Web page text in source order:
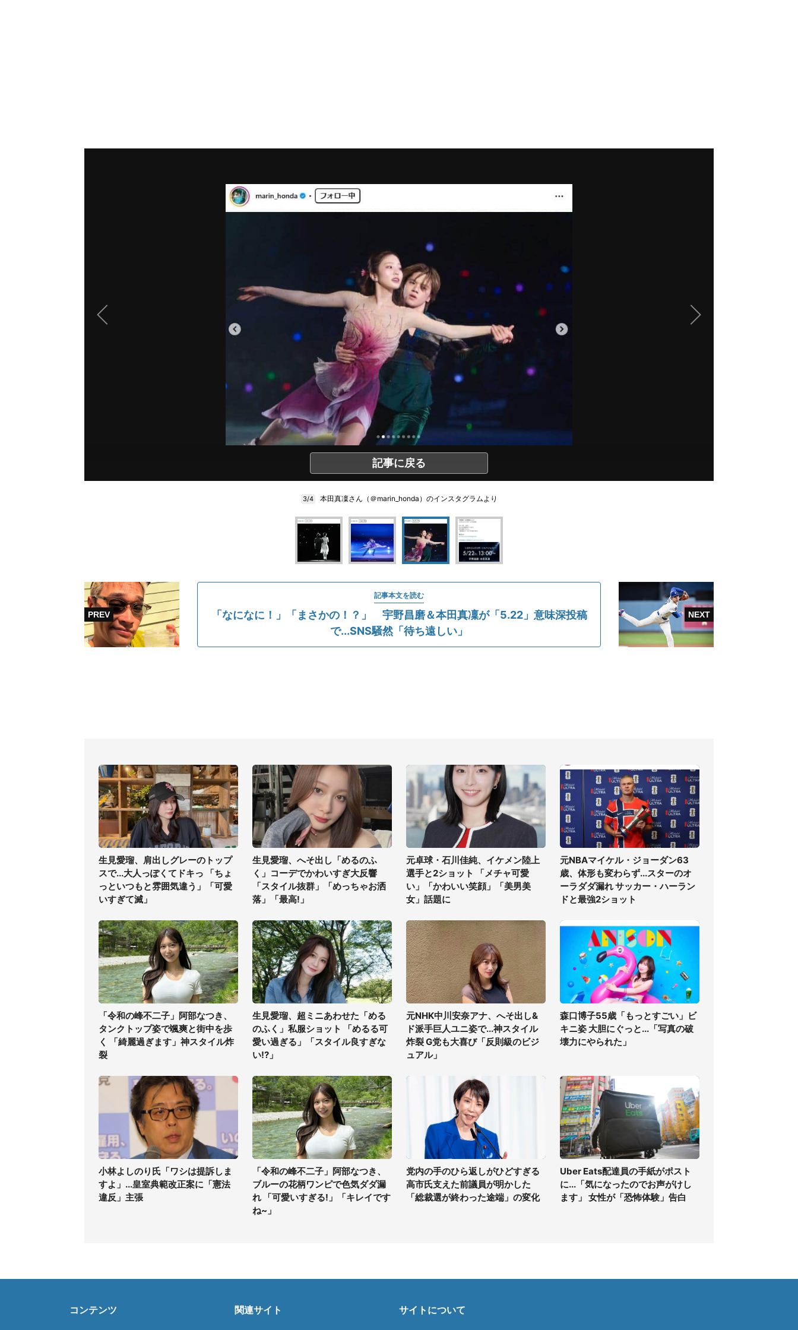
記事に戻る
3/4 本田真凜さん（＠marin_honda）のインスタグラムより
記事本文を読む
「なになに！」「まさかの！？」 宇野昌磨＆本田真凜が「5.22」意味深投稿
で...SNS騒然「待ち遠しい」
生見愛瑠、肩出しグレーのトップ
スで...大人っぽくてドキっ 「ちょ
っといつもと雰囲気違う」「可愛
いすぎて滅」
生見愛瑠、へそ出し「めるのふ
く」コーデでかわいすぎ大反響
「スタイル抜群」「めっちゃお洒
落」「最高!」
元卓球・石川佳純、イケメン陸上
選手と2ショット 「メチャ可愛
い」「かわいい笑顔」「美男美
女」話題に
元NBAマイケル・ジョーダン63
歳、体形も変わらず...スターのオ
ーラダダ漏れ サッカー・ハーラン
ドと最強2ショット
「令和の峰不二子」阿部なつき、
タンクトップ姿で颯爽と街中を歩
く 「綺麗過ぎます」神スタイル炸
裂
生見愛瑠、超ミニあわせた「める
のふく」私服ショット 「めるる可
愛い過ぎる」「スタイル良すぎな
い!?」
元NHK中川安奈アナ、へそ出し&
ド派手巨人ユニ姿で...神スタイル
炸裂 G党も大喜び「反則級のビジ
ュアル」
森口博子55歳「もっとすごい」ビ
キニ姿 大胆にぐっと...「写真の破
壊力にやられた」
小林よしのり氏「ワシは提訴しま
すよ」...皇室典範改正案に「憲法
違反」主張
「令和の峰不二子」阿部なつき、
ブルーの花柄ワンピで色気ダダ漏
れ 「可愛いすぎる!」「キレイです
ね~」
党内の手のひら返しがひどすぎる
高市氏支えた前議員が明かした
「総裁選が終わった途端」の変化
Uber Eats配達員の手紙がポスト
に...「気になったのでお声がけし
ます」 女性が「恐怖体験」告白
コンテンツ 関連サイト サイトについて